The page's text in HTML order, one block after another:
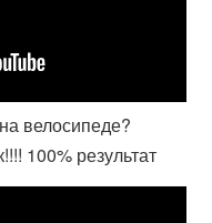
велосипеде?
100% результат